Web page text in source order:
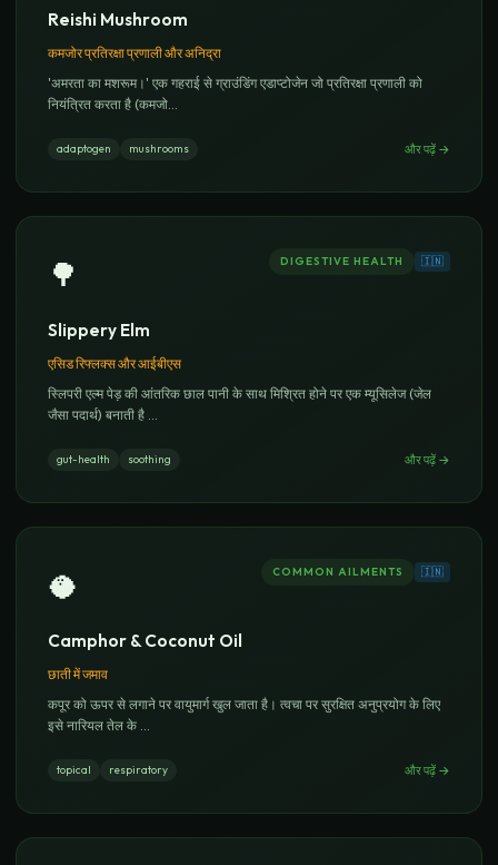
Reishi Mushroom
कमजोर प्रतिरक्षा प्रणाली और अनिद्रा
'अमरता का मशरूम।' एक गहराई से ग्राउंडिंग एडाप्टोजेन जो प्रतिरक्षा प्रणाली को
नियंत्रित करता है (कमजो...
adaptogen mushrooms और पढ़ें →
🌳 DIGESTIVE HEALTH 🇮🇳
Slippery Elm
एसिड रिफ्लक्स और आईबीएस
स्लिपरी एल्म पेड़ की आंतरिक छाल पानी के साथ मिश्रित होने पर एक म्यूसिलेज (जेल
जैसा पदार्थ) बनाती है ...
gut-health soothing और पढ़ें →
🥥 COMMON AILMENTS 🇮🇳
Camphor & Coconut Oil
छाती में जमाव
कपूर को ऊपर से लगाने पर वायुमार्ग खुल जाता है। त्वचा पर सुरक्षित अनुप्रयोग के लिए
इसे नारियल तेल के ...
topical respiratory और पढ़ें →